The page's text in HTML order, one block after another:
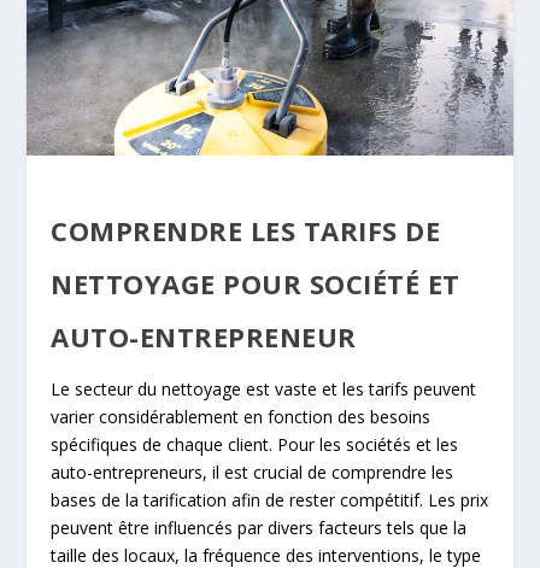
COMPRENDRE LES TARIFS DE
NETTOYAGE POUR SOCIÉTÉ ET
AUTO-ENTREPRENEUR
Le secteur du nettoyage est vaste et les tarifs peuvent
varier considérablement en fonction des besoins
spécifiques de chaque client. Pour les sociétés et les
auto-entrepreneurs, il est crucial de comprendre les
bases de la tarification afin de rester compétitif. Les prix
peuvent être influencés par divers facteurs tels que la
taille des locaux, la fréquence des interventions, le type